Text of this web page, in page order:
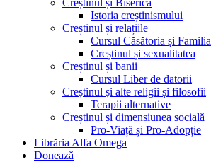
Creștinul și Biserica
Istoria creștinismului
Creștinul și relațiile
Cursul Căsătoria și Familia
Creștinul și sexualitatea
Creștinul și banii
Cursul Liber de datorii
Creștinul și alte religii și filosofii
Terapii alternative
Creștinul și dimensiunea socială
Pro-Viață și Pro-Adopție
Librăria Alfa Omega
Donează